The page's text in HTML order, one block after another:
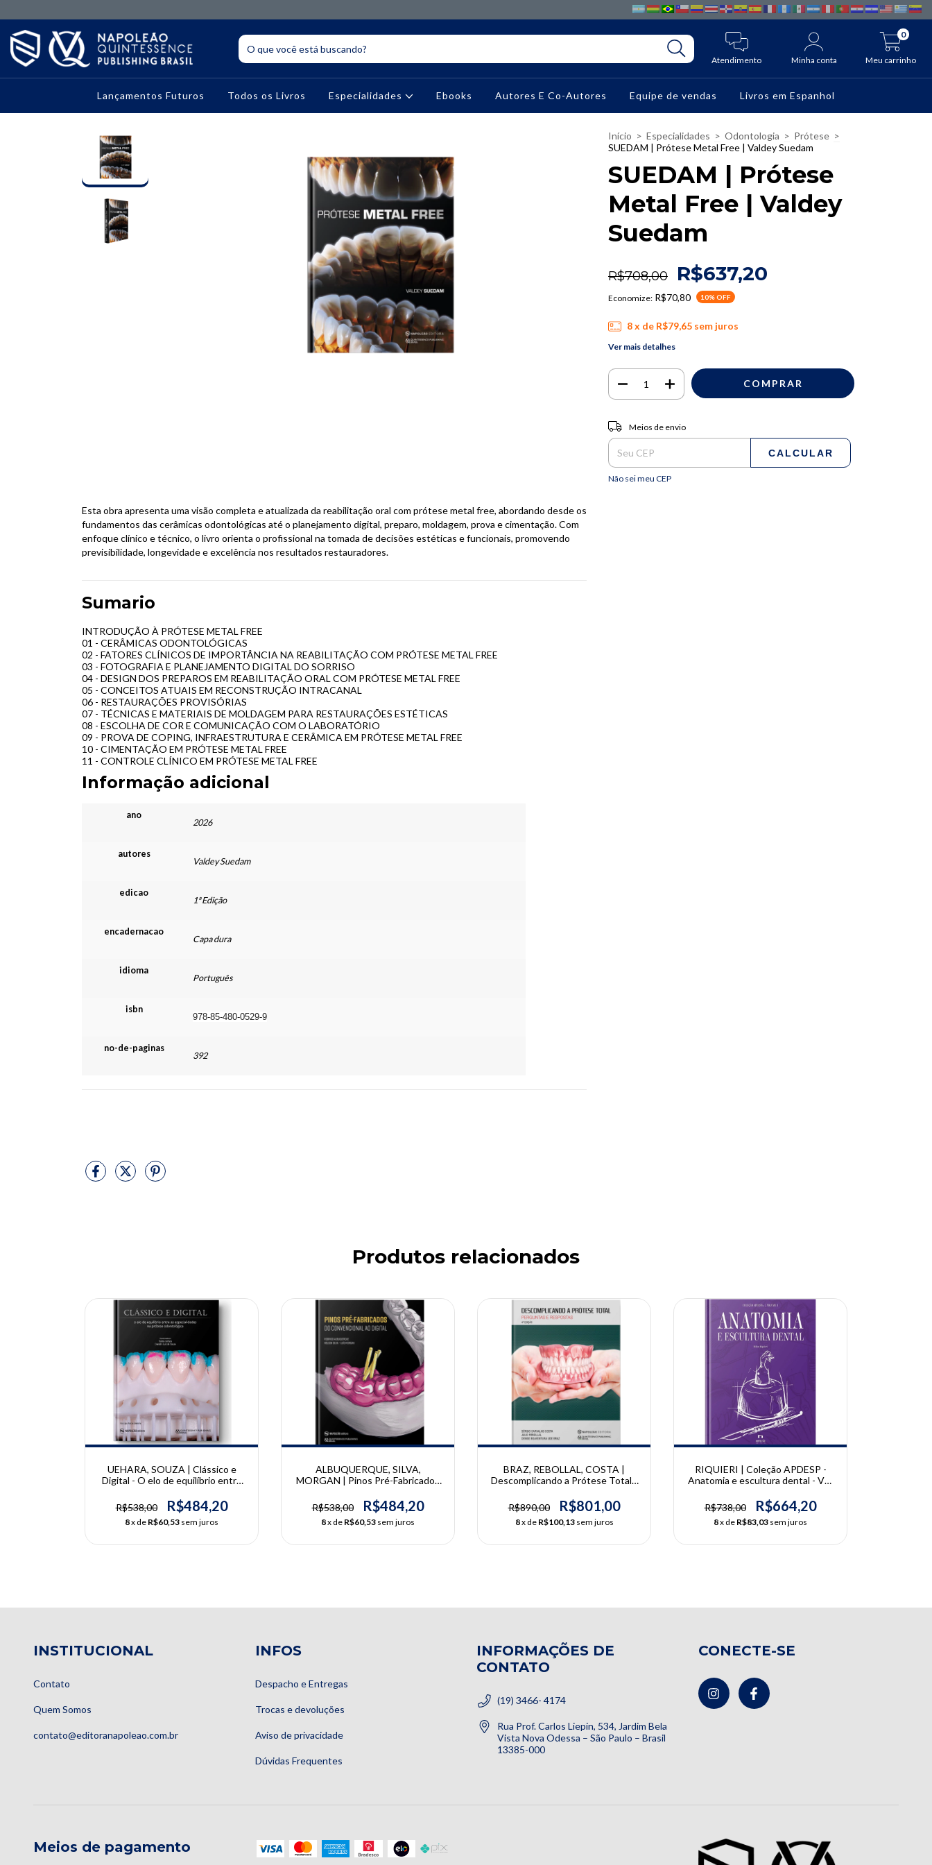
Atendimento Minha conta Meu carrinho
0
Lançamentos Futuros Todos os Livros Especialidades Ebooks Autores E Co-Autores Equipe de vendas Livros em Espanhol
Esta obra apresenta uma visão completa e atualizada da reabilitação oral com prótese metal free, abordando desde os
fundamentos das cerâmicas odontológicas até o planejamento digital, preparo, moldagem, prova e cimentação. Com
enfoque clínico e técnico, o livro orienta o profissional na tomada de decisões estéticas e funcionais, promovendo
previsibilidade, longevidade e excelência nos resultados restauradores.
Sumario
INTRODUÇÃO À PRÓTESE METAL FREE
01 - CERÂMICAS ODONTOLÓGICAS
02 - FATORES CLÍNICOS DE IMPORTÂNCIA NA REABILITAÇÃO COM PRÓTESE METAL FREE
03 - FOTOGRAFIA E PLANEJAMENTO DIGITAL DO SORRISO
04 - DESIGN DOS PREPAROS EM REABILITAÇÃO ORAL COM PRÓTESE METAL FREE
05 - CONCEITOS ATUAIS EM RECONSTRUÇÃO INTRACANAL
06 - RESTAURAÇÕES PROVISÓRIAS
07 - TÉCNICAS E MATERIAIS DE MOLDAGEM PARA RESTAURAÇÕES ESTÉTICAS
08 - ESCOLHA DE COR E COMUNICAÇÃO COM O LABORATÓRIO
09 - PROVA DE COPING, INFRAESTRUTURA E CERÂMICA EM PRÓTESE METAL FREE
10 - CIMENTAÇÃO EM PRÓTESE METAL FREE
11 - CONTROLE CLÍNICO EM PRÓTESE METAL FREE
Informação adicional
ano
2026
autores
Valdey Suedam
edicao
1ª Edição
encadernacao
Capa dura
idioma
Português
isbn
978-85-480-0529-9
no-de-paginas
392
Início > Especialidades > Odontologia > Prótese >
SUEDAM | Prótese Metal Free | Valdey Suedam
SUEDAM | Prótese
Metal Free | Valdey
Suedam
R$708,00 R$637,20
Economize: R$70,80 10% OFF
8x de R$79,65 sem juros
Ver mais detalhes
Entregas para o CEP:
Meios de envio
CALCULAR
Não sei meu CEP
Produtos relacionados
UEHARA, SOUZA | Clássico e
Digital - O elo de equilíbrio entre
dentária | Toshio Uehara e
Evandro Luiz de Sousa
R$538,00 R$484,20
8x de R$60,53 sem juros
ALBUQUERQUE, SILVA,
MORGAN | Pinos Pré-Fabricados
Rodrigo Albuquerque - Nelson
Silva - Luís Morgan
R$538,00 R$484,20
8x de R$60,53 sem juros
BRAZ, REBOLLAL, COSTA |
Descomplicando a Prótese Total -
| Denise Boaventura Ude Braz,
Julio Rebollal, Sérgio Carvalho
Costa
R$890,00 R$801,00
8x de R$100,13 sem juros
RIQUIERI | Coleção APDESP -
Anatomia e escultura dental - Vol.
R$738,00
R$664,20
8x de R$83,03 sem juros
INSTITUCIONAL
Contato
Quem Somos
contato@editoranapoleao.com.br
INFOS
Despacho e Entregas
Trocas e devoluções
Aviso de privacidade
Dúvidas Frequentes
INFORMAÇÕES DE
CONTATO
(19) 3466- 4174
Rua Prof. Carlos Liepin, 534, Jardim Bela
Vista Nova Odessa – São Paulo – Brasil
13385-000
CONECTE-SE
Meios de pagamento